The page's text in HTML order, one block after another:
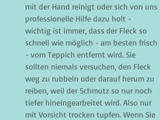
mit der Hand reinigt oder sich von uns
professionelle Hilfe dazu holt -
wichtig ist immer, dass der Fleck so
schnell wie möglich - am besten frisch
- vom Teppich entfernt wird. Sie
sollten niemals versuchen, den Fleck
weg zu rubbeln oder darauf herum zu
reiben, weil der Schmutz so nur noch
tiefer hineingearbeitet wird. Also nur
mit Vorsicht trocken tupfen. Wenn Sie